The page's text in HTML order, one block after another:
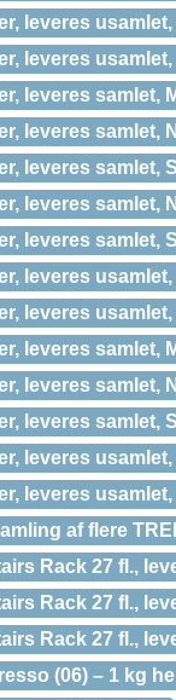
leveres
leveres
leveres samlet,
leveres samlet,
leveres samlet,
leveres samlet,
leveres samlet,
leveres
leveres
leveres samlet,
leveres samlet,
leveres samlet,
leveres
leveres
af flere
Rack 27 fl.,
Rack 27 fl.,
Rack 27 fl.,
(06) – 1 kg